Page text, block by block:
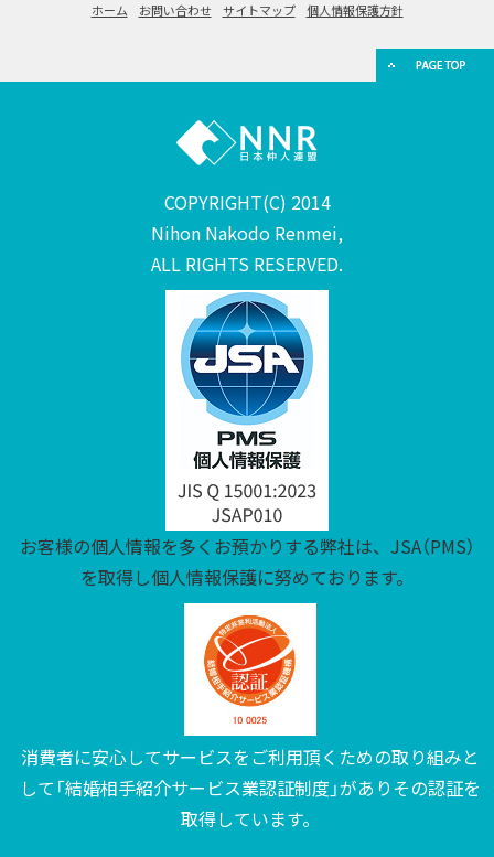
ホーム お問い合わせ サイトマップ 個人情報保護方針
COPYRIGHT(C) 2014
Nihon Nakodo Renmei,
ALL RIGHTS RESERVED.
お客様の個人情報を多くお預かりする弊社は、JSA（PMS）
を取得し個人情報保護に努めております。
消費者に安心してサービスをご利用頂くための取り組みと
して「結婚相手紹介サービス業認証制度」がありその認証を
取得しています。